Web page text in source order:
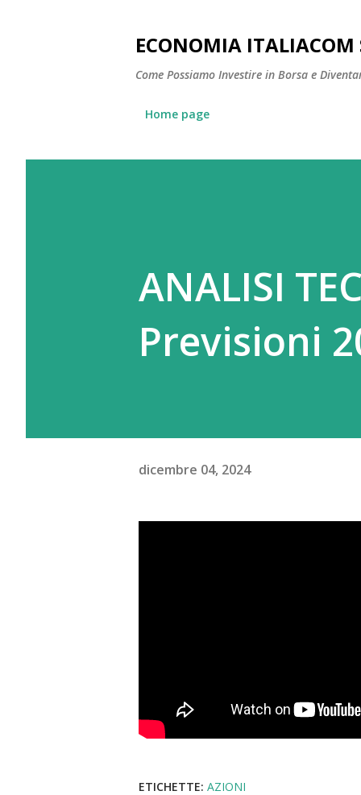
ECONOMIA ITALIACOM
Come Possiamo Investire in Borsa e
Home page
ANALISI
Previsioni
dicembre 04, 2024
ETICHETTE: AZIONI